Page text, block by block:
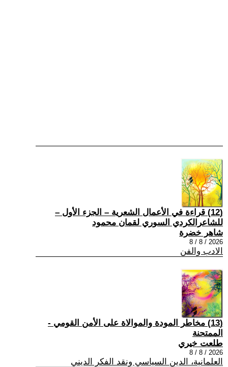
(12) قراءة في الأعمال الشعرية – الجزء الأول –
للشاعرالكردي السوري لقمان محمود
شاهر خضرة
2026 / 8 / 8
الادب والفن
(13) مخاطر المودة والموالاة على الأمن القومي -
الممتحنة
طلعت خيري
2026 / 8 / 8
العلمانية، الدين السياسي ونقد الفكر الديني